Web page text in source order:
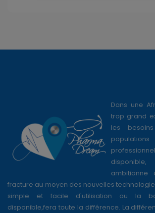
Dans une
trop grand
les
fracture au moyen des nouvelles
simple et facile d'utilisation ou la
disponible,fera toute la différence. La